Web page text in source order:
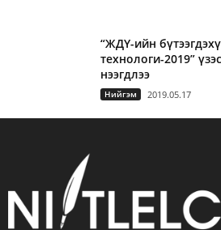
“ЖДҮ-ийн
технологи-2019”
нээгдлээ
Нийгэм 2019.05.17